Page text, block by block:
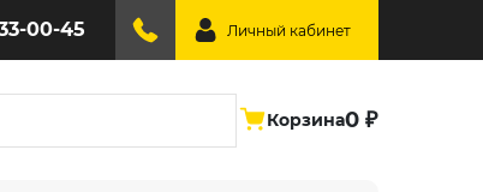
00-45 Личный кабинет
Корзина0 ₽